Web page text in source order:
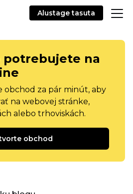
Alustage tasuta
potrebujete na
obchod za pár minút, aby
na webovej stránke,
alebo trhoviskách.
obchod